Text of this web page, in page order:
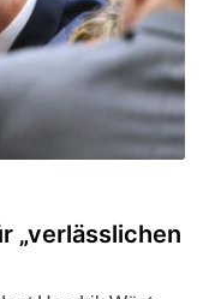
„verlässlichen